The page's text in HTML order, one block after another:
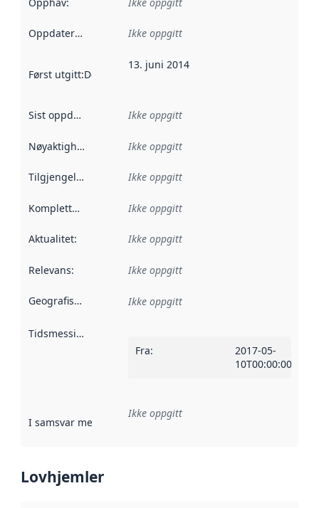
Oppdateringsfrekvens :
Ikke oppgitt
Først utgitt:Denne datoen sier når dataene i dette
13. juni 2014
Sist oppdatert Ikke oppgitt
Nøyaktighet Ikke oppgitt
Tilgjengelighet Ikke oppgitt
Kompletthet Ikke oppgitt
Aktualitet: Ikke oppgitt
Relevans: Ikke oppgitt
Geografisk avgrensning :
Ikke oppgitt
Tidsmessig avgrensning
Fra:
2017-05-
10T00:00:00Z
I samsvar med Referanse til en implementasjonsregel
Ikke oppgitt
Lovhjemler